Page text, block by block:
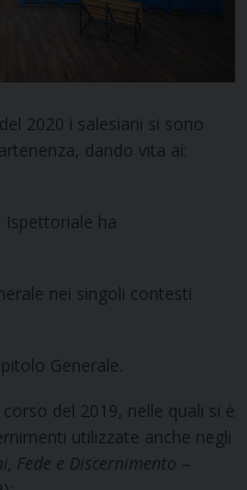
2020 i salesiani si sono
dando vita ai:
Ispettoriale ha
nei singoli contesti
Generale.
del 2019, nelle quali si è
utilizzate anche negli
Fede e Discernimento –